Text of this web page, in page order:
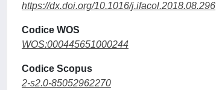
https://dx.doi.org/10.1016/j.ifacol.2018.08.296
Codice WOS
WOS:000445651000244
Codice Scopus
2-s2.0-85052962270